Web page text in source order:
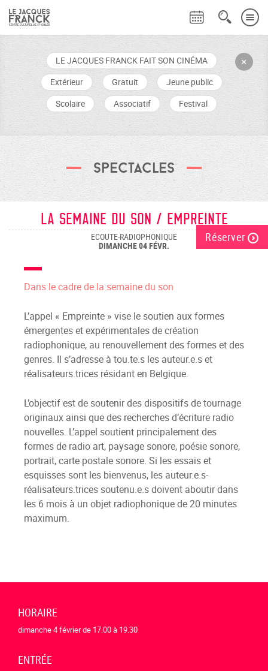
+
LE JACQUES FRANCK FAIT SON CINÉMA
Extérieur
Gratuit
Jeune public
Scolaire
Associatif Festival
Spectacles
La semaine du son / EMPREINTE
ECOUTE-RADIOPHONIQUE
DIMANCHE 04 FÉVR.
Réserver
Dans le cadre de la semaine du son
L’appel « Empreinte » vise le soutien aux formes
émergentes et expérimentales de création
radiophonique, au renouvellement des formes et des
genres. Il s’adresse à tou.te.s les auteur.e.s et
réalisateurs.trices résidant en Belgique.
L’objectif est de soutenir des dispositifs de tournage
originaux ainsi que des recherches d’écriture radio
nouvelles. L’appel soutient principalement des
formes de radio art, paysage sonore, poésie sonore,
portrait, carte postale sonore. Si les essais et
esquisses sont les bienvenus, les auteur.e.s-
réalisateurs.trices soutenu.e.s doivent aboutir dans
les 6 mois à un objet radiophonique de 20 minutes
maximum.
HORAIRE
dimanche 4 février de 17.00 à 19.30
ENTRÉE